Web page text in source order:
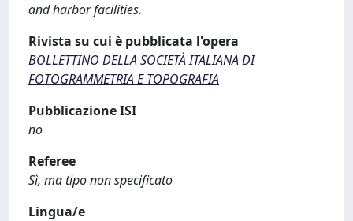
and harbor facilities.
Rivista su cui è pubblicata l'opera
BOLLETTINO DELLA SOCIETÀ ITALIANA DI
FOTOGRAMMETRIA E TOPOGRAFIA
Pubblicazione ISI
no
Referee
Sì, ma tipo non specificato
Lingua/e